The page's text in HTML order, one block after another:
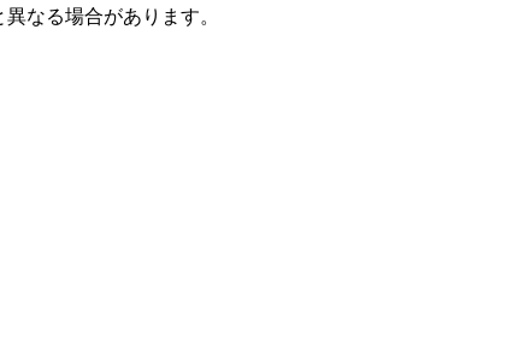
なる場合があります。